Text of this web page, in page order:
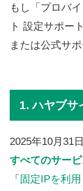
もし「プロバ
ト 設定サポー
または公式サ
1. ハヤブサ
2025年10月31
すべてのサー
「 固定IPを利